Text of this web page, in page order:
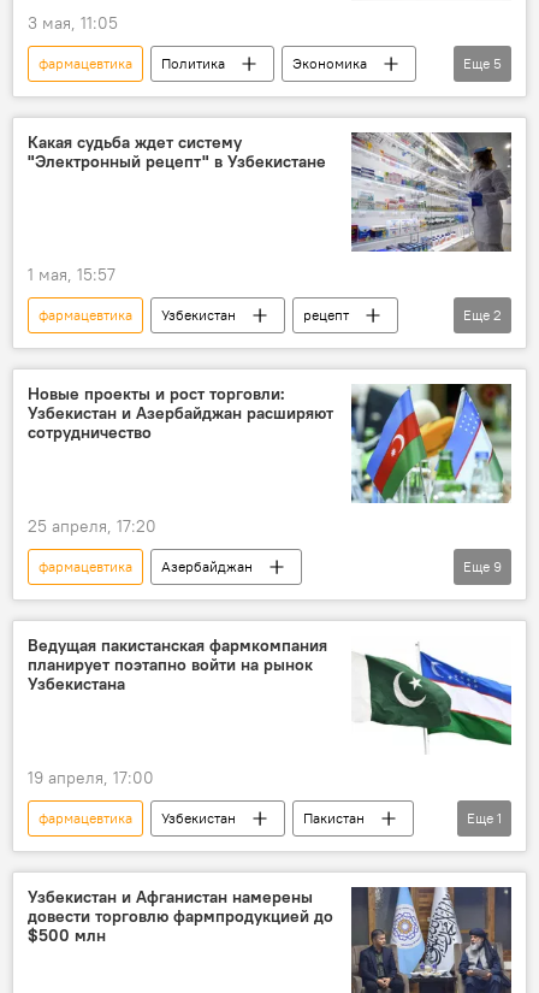
3 мая, 11:05
фармацевтика Политика
Экономика
МИД Узбекистана
Бахтиер Саидов
Саудовская Аравия
Еще 5
Какая судьба ждет систему
"Электронный рецепт" в Узбекистане
1 мая, 15:57
фармацевтика Узбекистан
рецепт
проект
Минздрав Узбекистана
Еще 2
Новые проекты и рост торговли:
Узбекистан и Азербайджан расширяют
сотрудничество
25 апреля, 17:20
фармацевтика
Азербайджан
Министерство инвестиций, промышленности и торговли РУз.
Узбекистан
сотрудничество
товарооборот
Сельское хозяйство
Еще 9
Ведущая пакистанская фармкомпания
планирует поэтапно войти на рынок
Узбекистана
19 апреля, 17:00
фармацевтика Узбекистан
Пакистан
сотрудничество
Еще 1
Узбекистан и Афганистан намерены
довести торговлю фармпродукцией до
$500 млн